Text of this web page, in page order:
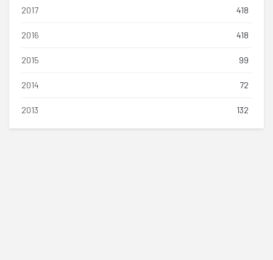
2017 418
2016 418
2015 99
2014 72
2013 132